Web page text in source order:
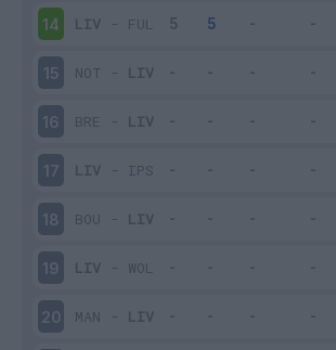
14 LIV - FUL
15 NOT - LIV
16 BRE - LIV
17 LIV - IPS
18 BOU - LIV
19 LIV - WOL
20 MAN - LIV